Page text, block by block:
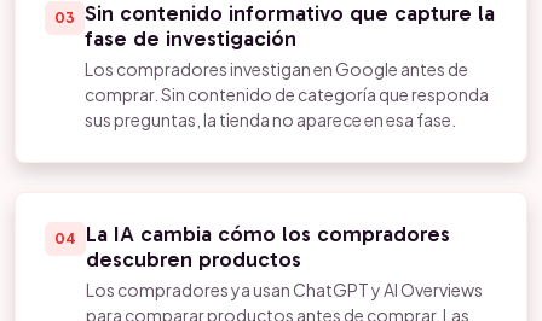
03 Sin contenido informativo que capture la
fase de investigación
Los compradores investigan en Google antes de
comprar. Sin contenido de categoría que responda
sus preguntas, la tienda no aparece en esa fase.
04
La IA cambia cómo los compradores
descubren productos
Los compradores ya usan ChatGPT y AI Overviews
para comparar productos antes de comprar. Las